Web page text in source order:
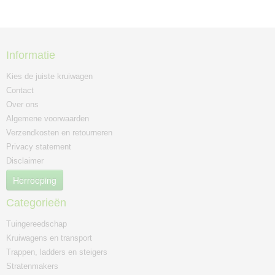
Informatie
Kies de juiste kruiwagen
Contact
Over ons
Algemene voorwaarden
Verzendkosten en retourneren
Privacy statement
Disclaimer
Herroeping
Categorieën
Tuingereedschap
Kruiwagens en transport
Trappen, ladders en steigers
Stratenmakers